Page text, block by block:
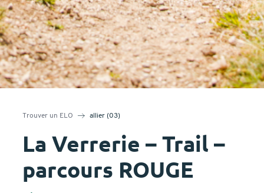
Trouver un ELO allier (03)
La Verrerie – Trail –
parcours ROUGE